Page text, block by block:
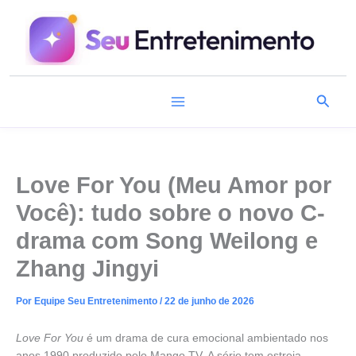
conteúdo
Love For You (Meu Amor por
Você): tudo sobre o novo C-
drama com Song Weilong e
Zhang Jingyi
Por Equipe Seu Entretenimento /22 de junho de 2026
Love For You é um drama de cura emocional ambientado nos